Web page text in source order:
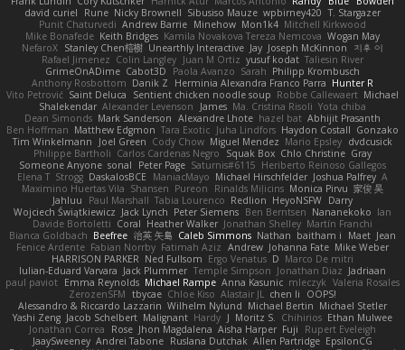
david curiel
Rune Nicky Brownell Sibusiso Mauze wpbirney420 T. Stargazer
Punit Chaturvedi Andrew Barrie Minehow Mon1k4 Mitchell Kirkwood
Mike Bonafede Keith Bridges Kamila Novakova Tereza Nemcova Wogan May
NefaroX Stanley Chen榕樹 Unearthly Interactive Jay Joseph McKinnon
지후 이
Rafael Jimenez Colin Langley Juan M Ortiz yusuf kodat Taliesin River
GrimeOnADime Cabot3D Paola Avanzo Sarah Philipp Krombusch
Anthony Rosbottom Danik Z Herminia Alexandra Franco Parra Hunter R
Vito Petrović Saint Deluca Sentient chicken noodle soup Robbe Callewaert Michael
Shalekendar Alexander Levenson James Ma. Cristina Risoli Yota chiba
Dean Simonds Mark Sanderson Alexandre Lhote hazel bat Abhijit Prasanth
Ben Hoffman Matthew Edgmon Tara Exotic Juha Lindfors Haydon Costall Gonzako
Tim Winkelmann
Joel Green Cody Chow Miguel Mendez Mario Epsley dvdcusick
Philippe Bartholi Carlos Cardenas Negro Squak Box Chlo Christine Gray
Someone Anyone sonal Peter Page Saturnis#6115 Heriberto Reinoso Gallegos
Elena T Strogg DaskalosBCE ManiacMayo Michael Hirschfelder Joshua Palfrey A
Maximino Huertas Vila Shansen Pureon Rinalds Miļicins Monica Pirvu 家俊 吴
Jahluu
Paul Marshall Tabia Lourenco Redlion HeyoNSFW Darry
Wojciech Świątkiewicz Jack Lynch Peter Siemens Ben Berntsen Nananekoko Ian
Davide Bortoletti Coral Heather Walker Jonathan Shelley Martín Franchi
Bianca Goldbach Beefree 治英 矢島 Caleb Simmons Nathan baitham i Maet Jean
Fenice Ardente Fabian Norrby Fatimah Aziz Andrew Johanna Fate Mike Weber
HARRISON PARKER Ned Fullsom Ergo Venatus D Marco De mitri
Iulian-Eduard Varvara Jack Plummer Temple Simpson Jonathan Diaz Jadriaan
paul paviot Emma Reynolds Michael Rampe Anna Kasunic mleczyk Valeria Rosales
ZerozenSFM tbycae Chloe Kiso Alastair JL chen li
OOPS!
Alessandro & Riccardo Lazzarin Wilhelm Nylund Michael Bertin Michael Stetler
Yashi Zeng Jacob Schelbert Malignant Hardy J Moritz S. Chihirios Ethan Mulwee
Jonathan Correa
Rose Jhon Magdalena Aisha Harper Fuji
Rupert Eveleigh
JaaySweeney Andrei Tabone Ruslana Dutchak Allen Partridge EpsilonCG